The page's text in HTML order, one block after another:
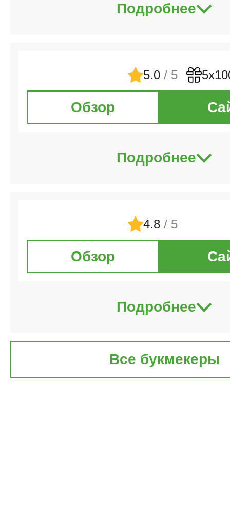
Подробнее
5.0 / 5
Обзор
Подробнее
4.8 / 5
Обзор
Подробнее
Все букмекеры